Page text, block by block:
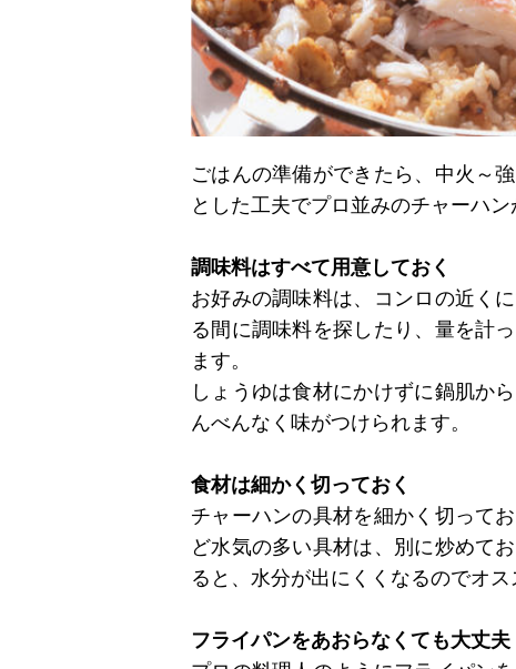
ごはんの準備ができたら、中火～
とした工夫でプロ並みのチャーハン
調味料はすべて用意しておく
お好みの調味料は、コンロの近く
る間に調味料を探したり、量を計
ます。
しょうゆは食材にかけずに鍋肌か
んべんなく味がつけられます。
食材は細かく切っておく
チャーハンの具材を細かく切って
ど水気の多い具材は、別に炒めて
ると、水分が出にくくなるのでオス
フライパンをあおらなくても大丈夫